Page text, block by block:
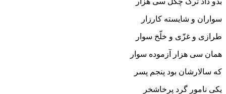
سواران و شایسته کارزار
طرازى و غزّى و خلّخ سوار
همان سى هزار آزموده سوار
که سالارشان بود پنجم پسر
یکى نامور گرد پرخاشخر